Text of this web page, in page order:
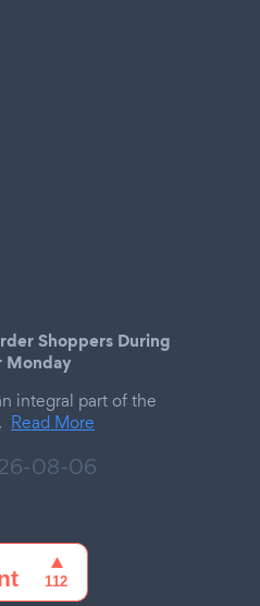
Shoppers During
Monday
integral part of the
Read More
08-06